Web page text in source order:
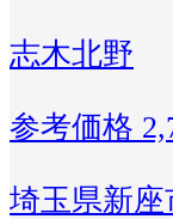
志木北野
参考価格
埼玉県新座